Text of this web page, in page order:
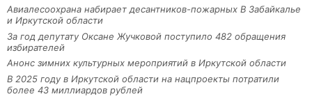
Авиалесоохрана набирает десантников-пожарных В Забайкалье
и Иркутской области
За год депутату Оксане Жучковой поступило 482 обращения
избирателей
Анонс зимних культурных мероприятий в Иркутской области
В 2025 году в Иркутской области на нацпроекты потратили
более 43 миллиардов рублей